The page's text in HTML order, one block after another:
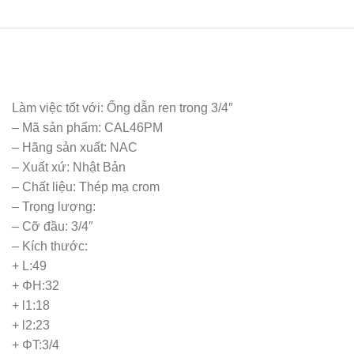
Làm việc tốt với: Ống dẫn ren trong 3/4″
– Mã sản phẩm: CAL46PM
– Hãng sản xuất: NAC
– Xuất xứ: Nhật Bản
– Chất liệu: Thép mạ crom
– Trọng lượng:
– Cỡ đầu: 3/4″
– Kích thước:
+ L:49
+ ΦH:32
+ l1:18
+ l2:23
+ ΦT:3/4